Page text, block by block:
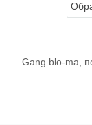
Gang blo-ma,